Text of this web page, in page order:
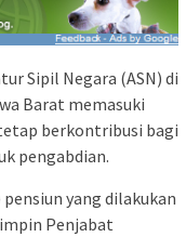
Sipil Negara (ASN) di
Barat memasuki
berkontribusi bagi
pengabdian.
yang dilakukan
Penjabat